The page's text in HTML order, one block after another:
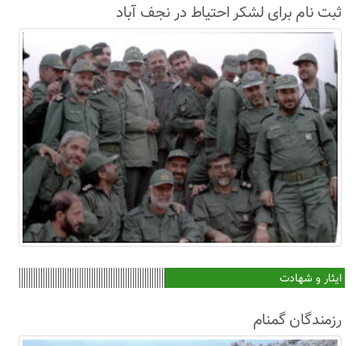
ثبت نام برای لشکر احتیاط در نجف آباد
ایثار و شهادت
رزمندگان گمنام